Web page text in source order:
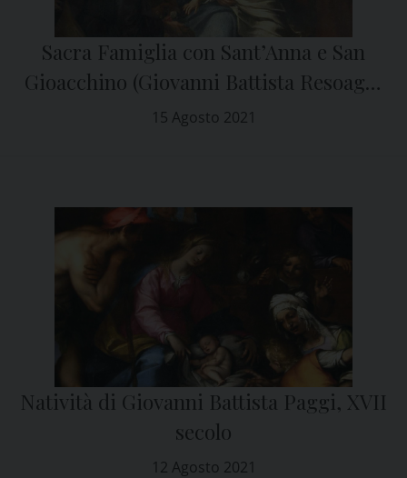
15 Agosto 2021
Sacra Famiglia con Sant’Anna e San
Gioacchino (Giovanni Battista Resoaggi
– XVIII secolo)
12 Agosto 2021
Natività di Giovanni Battista Paggi, XVII
secolo